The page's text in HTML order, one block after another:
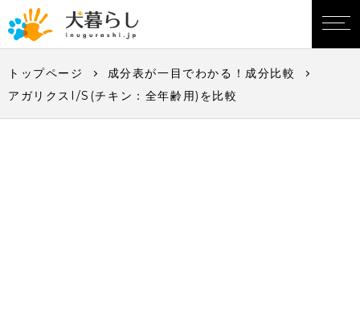
トップページ
成分表が一目でわかる！成分比較
アガリクスI/S(チキン：全年齢用)を比較